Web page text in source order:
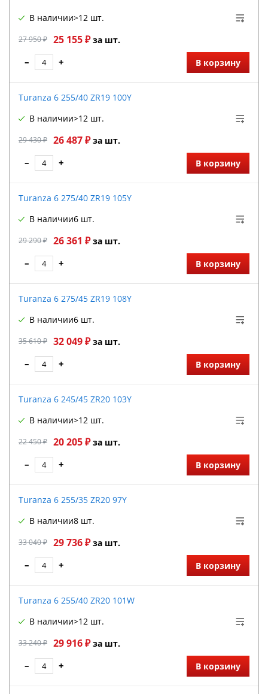
27 950 ₽ 25 155 ₽за шт.
В наличии>12 шт.
– + В корзину
Turanza 6 255/40 ZR19 100Y
29 430 ₽ 26 487 ₽за шт.
В наличии>12 шт.
– + В корзину
Turanza 6 275/40 ZR19 105Y
29 290 ₽ 26 361 ₽за шт.
В наличии6 шт.
– + В корзину
Turanza 6 275/45 ZR19 108Y
35 610 ₽ 32 049 ₽за шт.
В наличии6 шт.
– + В корзину
Turanza 6 245/45 ZR20 103Y
22 450 ₽ 20 205 ₽за шт.
В наличии>12 шт.
– + В корзину
Turanza 6 255/35 ZR20 97Y
33 040 ₽ 29 736 ₽за шт.
В наличии8 шт.
– + В корзину
Turanza 6 255/40 ZR20 101W
33 240 ₽ 29 916 ₽за шт.
В наличии>12 шт.
– + В корзину